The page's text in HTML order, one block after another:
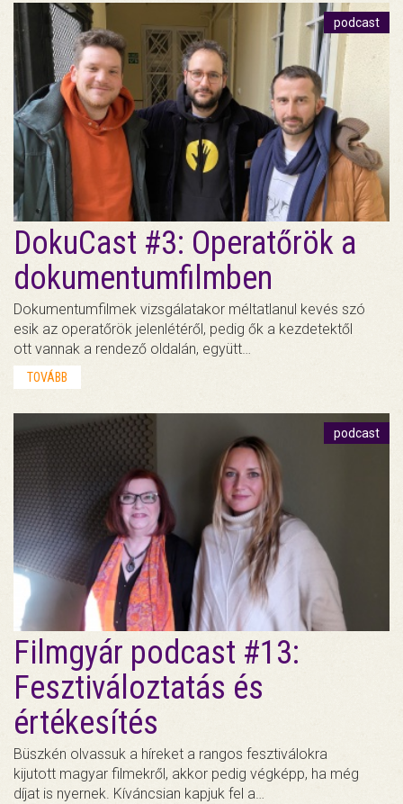
podcast
DokuCast #3: Operatőrök a
dokumentumfilmben
Dokumentumfilmek vizsgálatakor méltatlanul kevés szó
esik az operatőrök jelenlétéről, pedig ők a kezdetektől
ott vannak a rendező oldalán, együtt…
TOVÁBB
podcast
Filmgyár podcast #13:
Fesztiváloztatás és
értékesítés
Büszkén olvassuk a híreket a rangos fesztiválokra
kijutott magyar filmekről, akkor pedig végképp, ha még
díjat is nyernek. Kíváncsian kapjuk fel a…